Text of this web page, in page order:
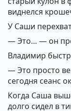
виднелся
У Саши
— Это… — он
Владимир
— Это просто
сегодня сеанс
Когда Саша
долго сидел в